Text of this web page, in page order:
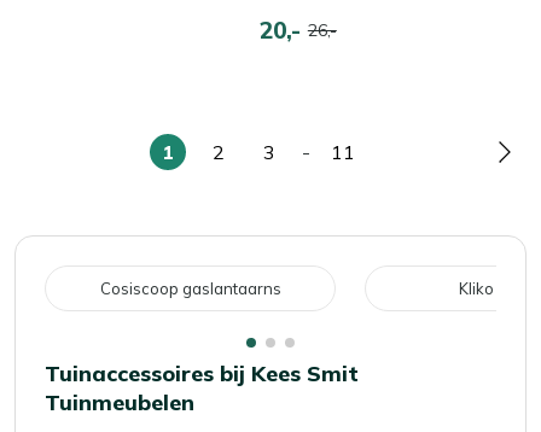
20,- 26,-
U
1
Pagina
2
Pagina
3 -
Pagina
11
Cosiscoop gaslantaarns Kliko
Tuinaccessoires bij Kees Smit
Tuinmeubelen